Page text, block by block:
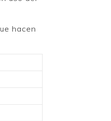
hacen